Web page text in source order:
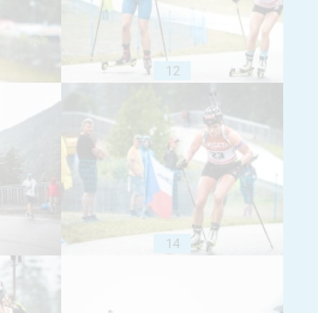
12
14